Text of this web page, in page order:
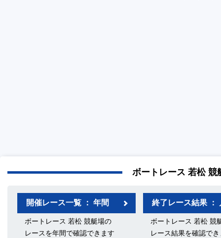
ボートレース 若松 競
開催レース一覧 ： 年間
ボートレース 若松 競艇場の
レースを年間で確認できます
終了レース結果 ：
ボートレース 若松 競
レース結果を確認で